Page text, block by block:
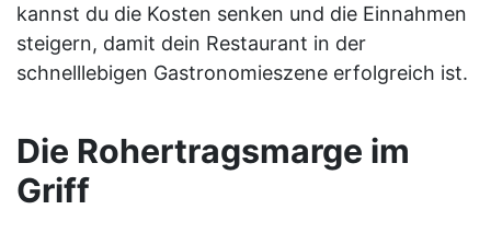
kannst du die Kosten senken und die Einnahmen
steigern, damit dein Restaurant in der
schnelllebigen Gastronomieszene erfolgreich ist.
Die Rohertragsmarge im
Griff